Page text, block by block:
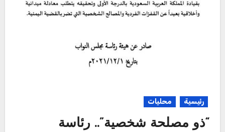
رئيسية محليات
“ذو مصلحة شخصية”.. رئاسة